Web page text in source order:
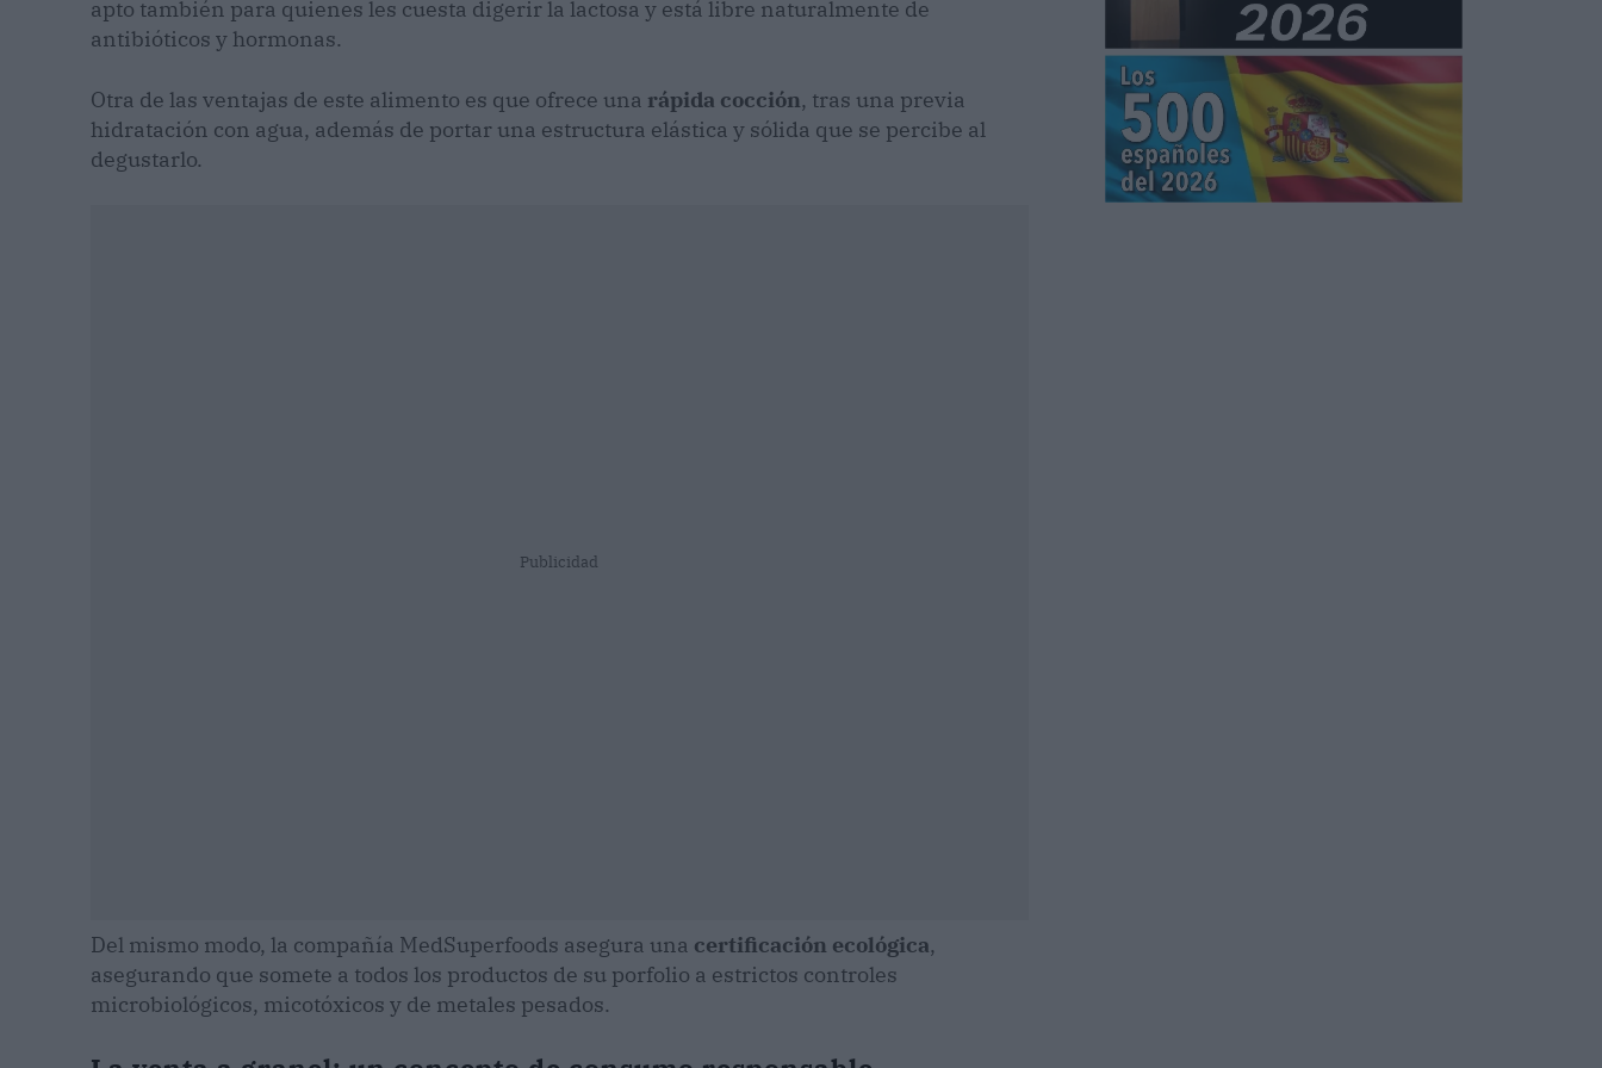
apto también para quienes les cuesta digerir la lactosa y está libre naturalmente de
antibióticos y hormonas.
Otra de las ventajas de este alimento es que ofrece una rápida cocción, tras una previa
hidratación con agua, además de portar una estructura elástica y sólida que se percibe al
degustarlo.
Publicidad
Del mismo modo, la compañía MedSuperfoods asegura una certificación ecológica,
asegurando que somete a todos los productos de su porfolio a estrictos controles
microbiológicos, micotóxicos y de metales pesados.